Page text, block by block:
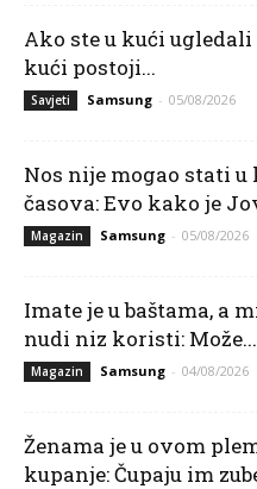
Ako ste u kući ugledali
kući postoji...
Savjeti Samsung - 05/08/2026
Nos nije mogao stati u
časova: Evo kako je
Magazin Samsung - 05/08/2026
Imate je u baštama, a
nudi niz koristi: Može...
Magazin Samsung - 04/08/2026
Ženama je u ovom
kupanje: Čupaju im